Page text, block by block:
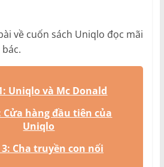
về cuốn sách Uniqlo đọc mãi
Uniqlo và Mc Donald
Cửa hàng đầu tiên của
Uniqlo
Cha truyền con nối